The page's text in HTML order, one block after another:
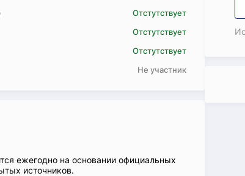
Отстутствует
Отстутствует
Отстутствует
Не участник
ежегодно на основании официальных
источников.